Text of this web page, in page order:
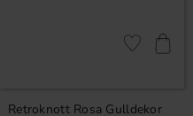
Retroknott Rosa Gulldekor
Lagre som